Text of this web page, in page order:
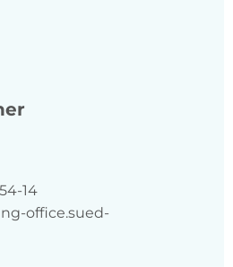
14
office.sued-